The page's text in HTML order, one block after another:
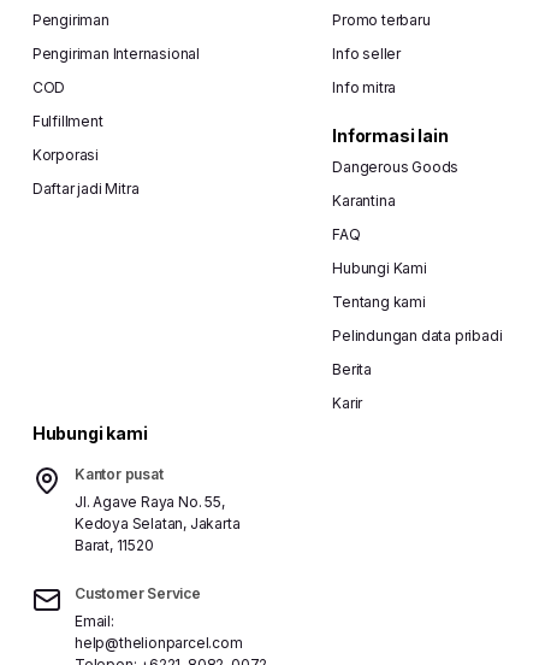
Pengiriman
Pengiriman Internasional
COD
Fulfillment
Korporasi
Daftar jadi Mitra
Promo terbaru
Info seller
Info mitra
Informasi lain
Dangerous Goods
Karantina
FAQ
Hubungi Kami
Tentang kami
Pelindungan data pribadi
Berita
Karir
Hubungi kami
Kantor pusat
Jl. Agave Raya No. 55,
Kedoya Selatan, Jakarta
Barat, 11520
Customer Service
Email:
help@thelionparcel.com